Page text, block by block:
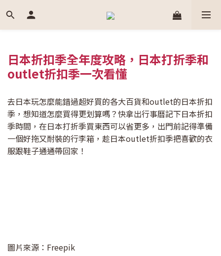
日本折扣季全年度攻略，日本打折季和
outlet折扣季一次看懂
去日本玩怎麼能錯過超好買的各大百貨和outlet的日本折扣
季，想知道怎麼買得更划算嗎？快拿出行事曆記下日本折扣
季時間，在日本打折季買東西可以省更多，出門前記得準備
一個好拖又耐裝的行李箱，趁日本outlet折扣季把喜歡的衣
服跟鞋子通通帶回家！
圖片來源：Freepik